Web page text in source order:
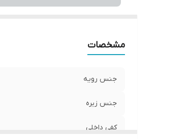
مشخصات
جنس رویه
جنس زیره
کفی داخلی